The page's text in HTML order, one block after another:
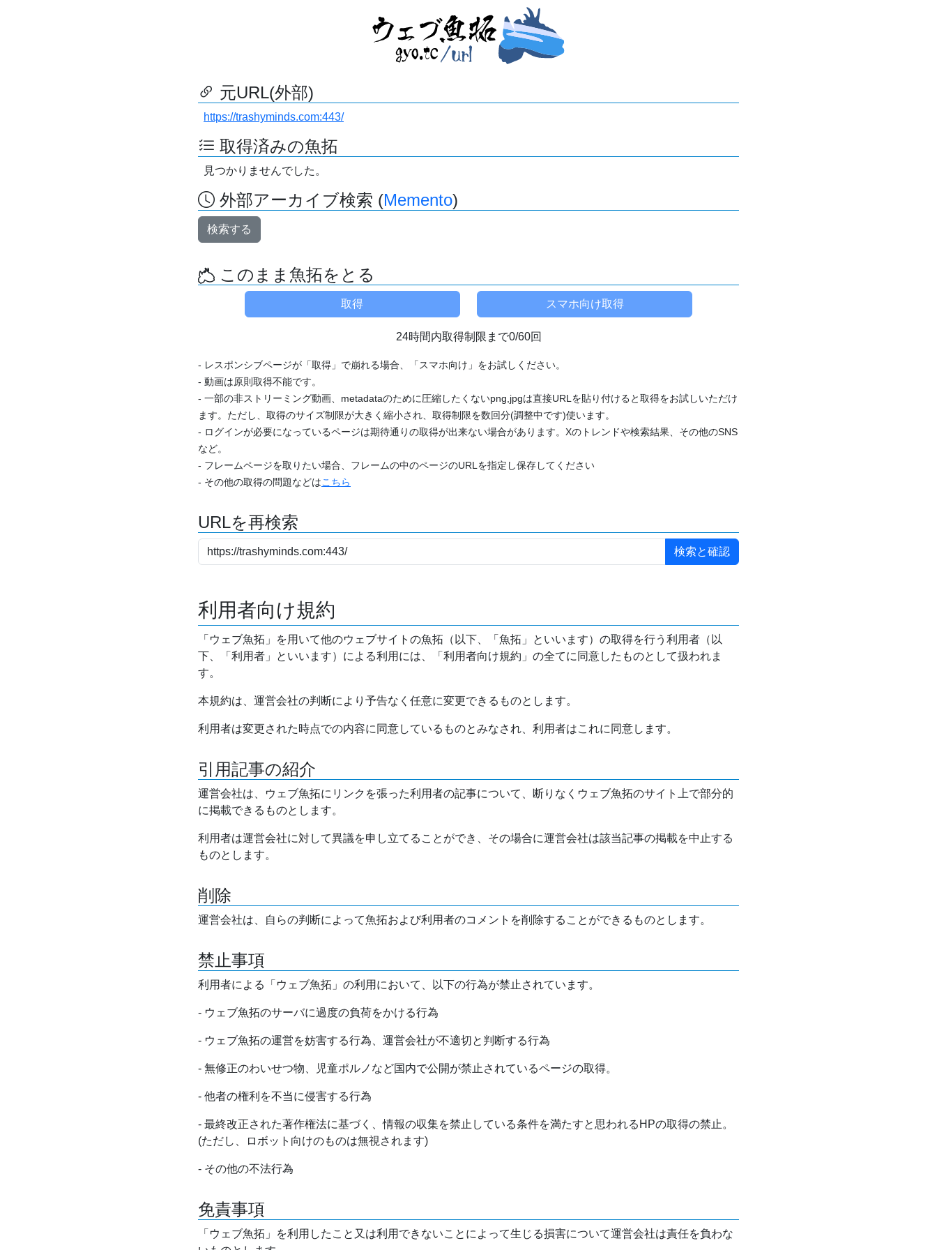
元URL(外部)
https://trashyminds.com:443/
取得済みの魚拓
見つかりませんでした。
外部アーカイブ検索 (Memento)
検索する
このまま魚拓をとる
24時間内取得制限まで0/60回
- レスポンシブページが「取得」で崩れる場合、「スマホ向け」をお試しください。
- 動画は原則取得不能です。
- 一部の非ストリーミング動画、metadataのために圧縮したくないpng,jpgは直接URLを貼り付けると取得をお試しいただけ
ます。ただし、取得のサイズ制限が大きく縮小され、取得制限を数回分(調整中です)使います。
- ログインが必要になっているページは期待通りの取得が出来ない場合があります。Xのトレンドや検索結果、その他のSNS
など。
- フレームページを取りたい場合、フレームの中のページのURLを指定し保存してください
- その他の取得の問題などはこちら
URLを再検索
利用者向け規約
「ウェブ魚拓」を用いて他のウェブサイトの魚拓（以下、「魚拓」といいます）の取得を行う利用者（以
下、「利用者」といいます）による利用には、「利用者向け規約」の全てに同意したものとして扱われま
す。
本規約は、運営会社の判断により予告なく任意に変更できるものとします。
利用者は変更された時点での内容に同意しているものとみなされ、利用者はこれに同意します。
引用記事の紹介
運営会社は、ウェブ魚拓にリンクを張った利用者の記事について、断りなくウェブ魚拓のサイト上で部分的
に掲載できるものとします。
利用者は運営会社に対して異議を申し立てることができ、その場合に運営会社は該当記事の掲載を中止する
ものとします。
削除
運営会社は、自らの判断によって魚拓および利用者のコメントを削除することができるものとします。
禁止事項
利用者による「ウェブ魚拓」の利用において、以下の行為が禁止されています。
- ウェブ魚拓のサーバに過度の負荷をかける行為
- ウェブ魚拓の運営を妨害する行為、運営会社が不適切と判断する行為
- 無修正のわいせつ物、児童ポルノなど国内で公開が禁止されているページの取得。
- 他者の権利を不当に侵害する行為
- 最終改正された著作権法に基づく、情報の収集を禁止している条件を満たすと思われるHPの取得の禁止。
(ただし、ロボット向けのものは無視されます)
- その他の不法行為
免責事項
「ウェブ魚拓」を利用したこと又は利用できないことによって生じる損害について運営会社は責任を負わな